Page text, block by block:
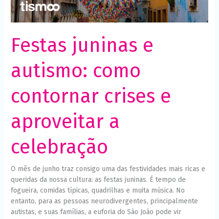
Festas juninas e
autismo: como
contornar crises e
aproveitar a
celebração
O mês de junho traz consigo uma das festividades mais ricas e
queridas da nossa cultura: as festas juninas. É tempo de
fogueira, comidas típicas, quadrilhas e muita música. No
entanto, para as pessoas neurodivergentes, principalmente
autistas, e suas famílias, a euforia do São João pode vir
celebração
Necessário
Esses cookies
não são
para o
funcionamento
Estatísticas
Para que
usado.
Experiência
Para que o
nosso site